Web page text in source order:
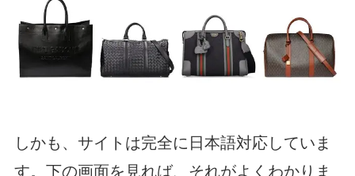
しかも、サイトは完全に日本語対応していま
す。下の画面を見れば、それがよくわかりま